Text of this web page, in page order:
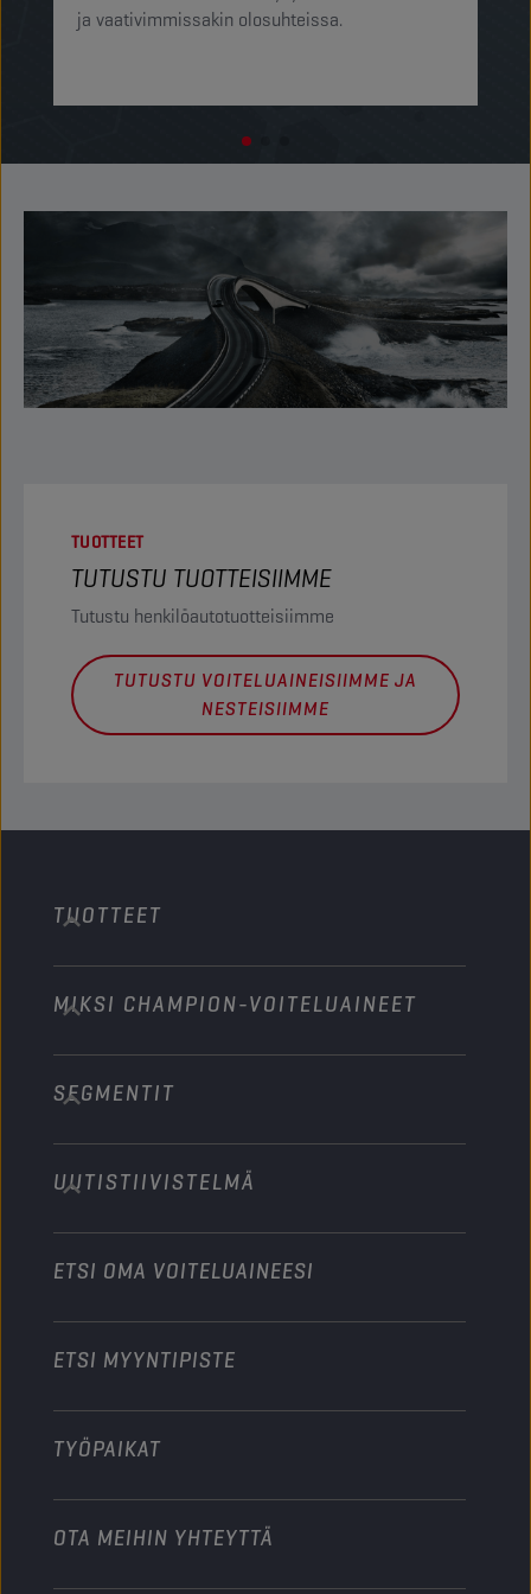
ja vaativimmissakin olosuhteissa.
TUOTTEET
TUTUSTU TUOTTEISIIMME
Tutustu henkilöautotuotteisiimme
TUTUSTU VOITELUAINEISIIMME JA
NESTEISIIMME
TUOTTEET
Henkilöautot
Kuorma-autot ja linja-autot
Raskas kalusto, maastokäyttö
Moottoripyörät ja mönkijät
Teollisuuskoneet
Veneet
MIKSI CHAMPION-VOITELUAINEET
Tietoa meistä
Technology
Moottoriurheilualan yhteistyökumppanit
SEGMENTIT
Henkilöautot
Moottoripyörät
Raskas kalusto
UUTISTIIVISTELMÄ
ETSI OMA VOITELUAINEESI
ETSI MYYNTIPISTE
TYÖPAIKAT
OTA MEIHIN YHTEYTTÄ